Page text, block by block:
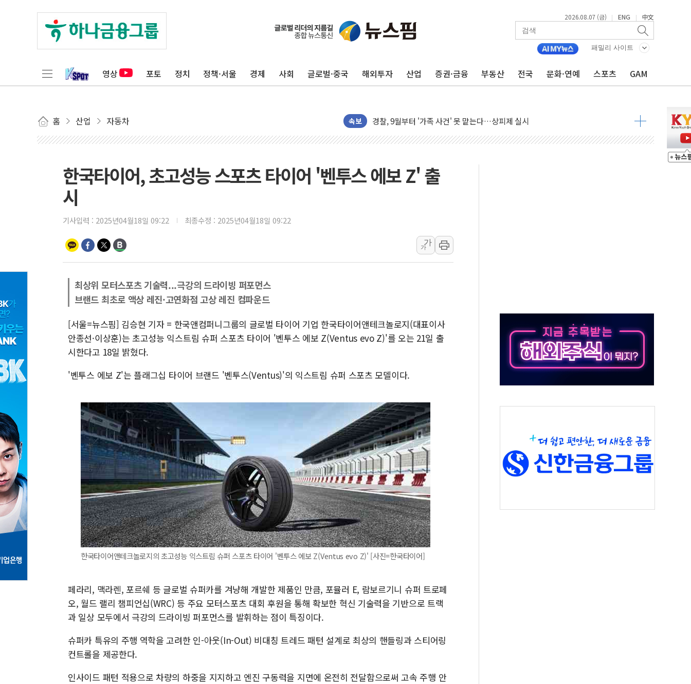
2026.08.07 (금) | ENG | 中文
패밀리 사이트
영상 포토 정치 정책·서울 경제 사회 글로벌·중국 해외투자 산업 증권·금융 부동산 전국 문화·연예 스포츠 GAM
홈 산업 자동차 속보
후티 반군, 예멘 정부군과 사우디 동시 공격… 위기 고조되는 또 다른 중동 화약고
42.5도 역대급 폭염…동물들도 특별식으로 여름나기 [뉴스핌 줌인]
포스코홀딩스, 포스코인터·DX 지분 일부 매각
태국 학교서 중학생 총기 난사...최소 7명 사망
"文정부 악몽 재현 안돼"...李 부동산 세제안에 與 내부서 '총선·대선 직격탄' 우려
신세계사이먼 '대구 프리미엄 아울렛' 건립 '본궤도'
프롬바이오, 10일 거래 재개…"재무구조 개편"
NH농협생명, 농작업 중 온열질환 보장…폭염기 신속 보상 강화
푸본현대생명, 육군 3군단과 군 장병 금융교육·전역 지원 협약
교보생명, '교보K-맞춤건강보험' 6개월 배타적사용권 획득
벼랑 끝 선 '동전주' 무더기 상폐 위기…관리종목 우려 지정예고 총 63개
1순위보다 낮은 특별공급 경쟁률… 실수요자 관심
한국타이어, 초고성능 스포츠 타이어 '벤투스 에보 Z' 출
시
기사입력 : 2025년04월18일 09:22 최종수정 : 2025년04월18일 09:22
가
가
최상위 모터스포츠 기술력...극강의 드라이빙 퍼포먼스
브랜드 최초로 액상 레진·고연화점 고상 레진 컴파운드
[서울=뉴스핌] 김승현 기자 = 한국앤컴퍼니그룹의 글로벌 타이어 기업 한국타이어앤테크놀로지(대표이사
안종선·이상훈)는 초고성능 익스트림 슈퍼 스포츠 타이어 '벤투스 에보 Z(Ventus evo Z)'를 오는 21일 출
시한다고 18일 밝혔다.
'벤투스 에보 Z'는 플래그십 타이어 브랜드 '벤투스(Ventus)'의 익스트림 슈퍼 스포츠 모델이다.
한국타이어앤테크놀로지의 초고성능 익스트림 슈퍼 스포츠 타이어 '벤투스 에보 Z(Ventus evo Z)' [사진=한국타이어]
페라리, 맥라렌, 포르쉐 등 글로벌 슈퍼카를 겨냥해 개발한 제품인 만큼, 포뮬러 E, 람보르기니 슈퍼 트로페
오, 월드 랠리 챔피언십(WRC) 등 주요 모터스포츠 대회 후원을 통해 확보한 혁신 기술력을 기반으로 트랙
과 일상 모두에서 극강의 드라이빙 퍼포먼스를 발휘하는 점이 특징이다.
슈퍼카 특유의 주행 역학을 고려한 인-아웃(In-Out) 비대칭 트레드 패턴 설계로 최상의 핸들링과 스티어링
컨트롤을 제공한다.
인사이드 패턴 적용으로 차량의 하중을 지지하고 엔진 구동력을 지면에 온전히 전달함으로써 고속 주행 안